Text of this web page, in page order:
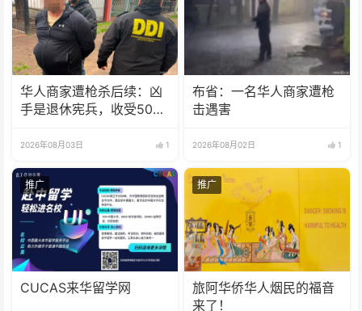
华人商家遭枪杀后续：凶
手是退休宪兵，收受5000
2026年08月03日 1
布省：一名华人商家遭枪
击遇害
2026年08月02日 1
推广
CUCAS来华留学网
推广
旅阿华侨华人烟民的福音
来了！